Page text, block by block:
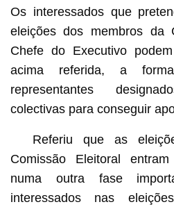
Os interessados que
eleições dos membros da
Chefe do Executivo
acima referida, a
representantes
colectivas para conseguir
Referiu que as
Comissão Eleitoral
numa outra fase
interessados nas